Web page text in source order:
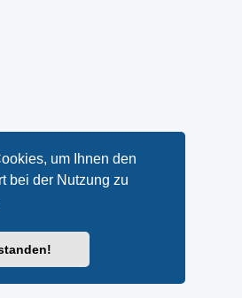
um Ihnen den
bei der Nutzung zu